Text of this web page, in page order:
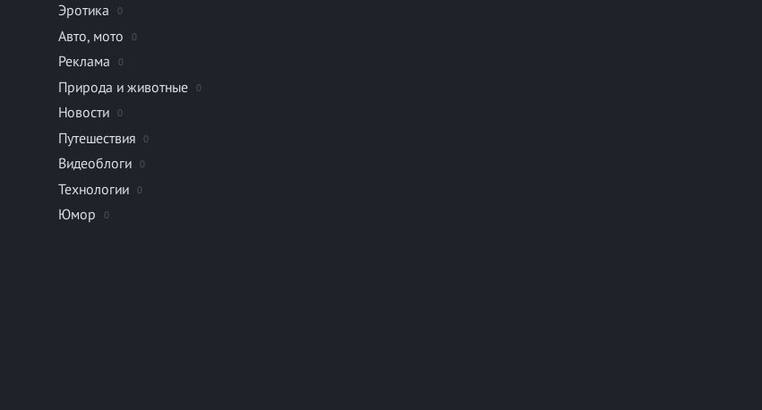
Эротика 0
Авто, мото 0
Реклама 0
Природа и животные 0
Новости 0
Путешествия 0
Видеоблоги 0
Технологии 0
Юмор 0